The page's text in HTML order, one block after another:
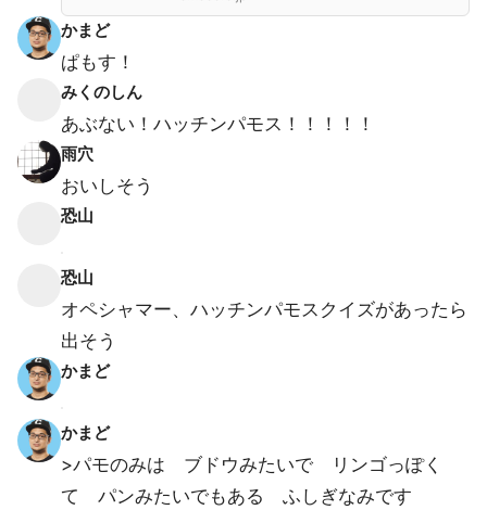
かまど
ぱもす！
みくのしん
あぶない！ハッチンパモス！！！！！
雨穴
おいしそう
恐山
恐山
オペシャマー、ハッチンパモスクイズがあったら
出そう
かまど
かまど
>パモのみは ブドウみたいで リンゴっぽく
て パンみたいでもある ふしぎなみです